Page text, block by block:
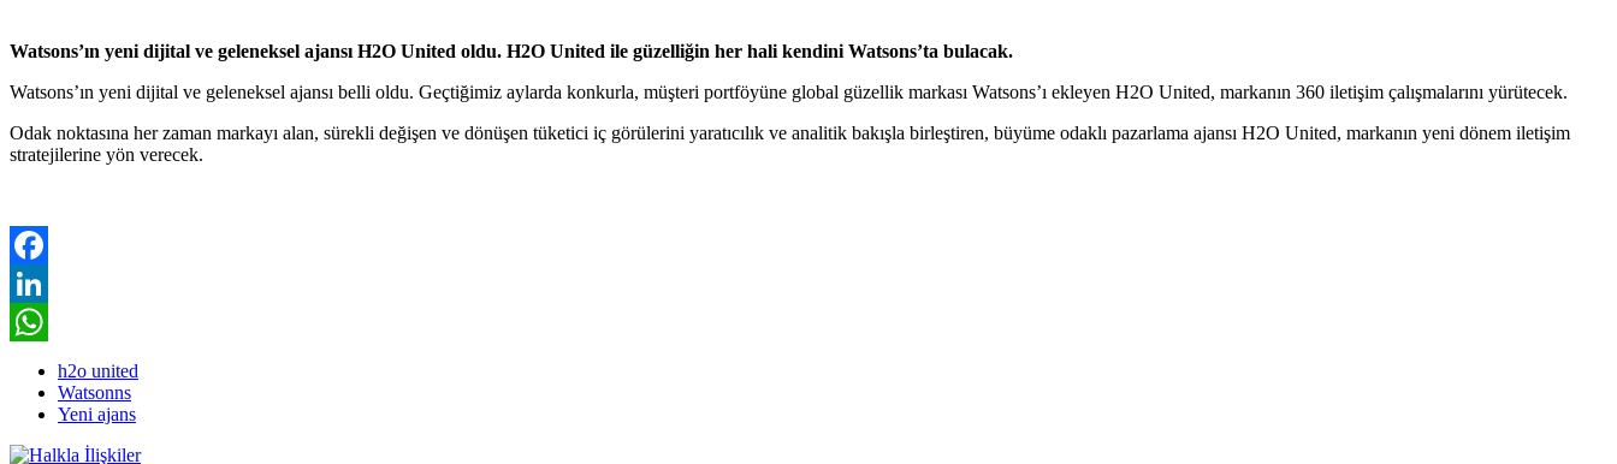
Watsons’ın yeni dijital ve geleneksel ajansı H2O United oldu. H2O United ile güzelliğin her hali kendini Watsons’ta bulacak.
Watsons’ın yeni dijital ve geleneksel ajansı belli oldu. Geçtiğimiz aylarda konkurla, müşteri portföyüne global güzellik markası Watsons’ı ekleyen H2O United, markanın 360 iletişim çalışmalarını yürütecek.
Odak noktasına her zaman markayı alan, sürekli değişen ve dönüşen tüketici iç görülerini yaratıcılık ve analitik bakışla birleştiren, büyüme odaklı pazarlama ajansı H2O United, markanın yeni dönem iletişim
stratejilerine yön verecek.
Facebook
LinkedIn
WhatsApp
h2o united
Watsonns
Yeni ajans